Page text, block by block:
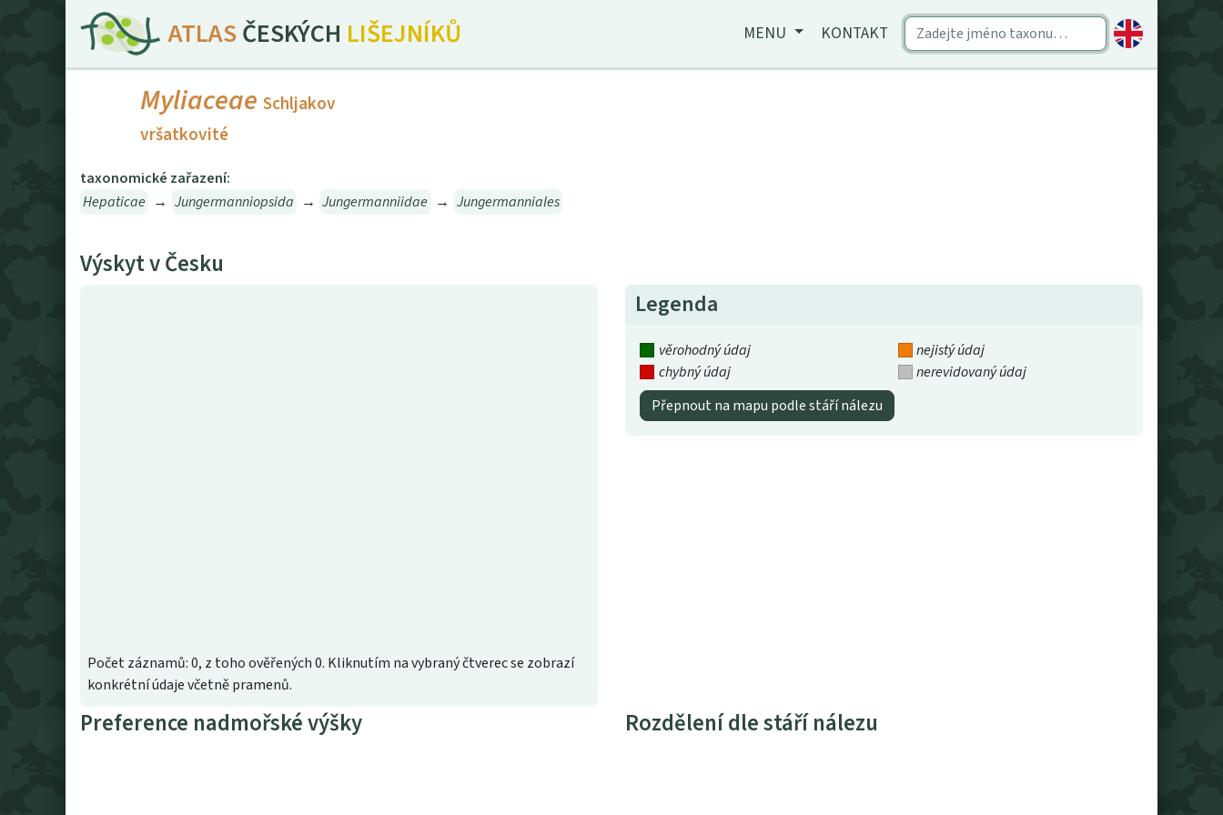
ATLASČESKÝCH LIŠEJNÍKŮ MENU KONTAKT
Myliaceae Schljakov
vršatkovité
taxonomické zařazení:
Hepaticae → Jungermanniopsida → Jungermanniidae → Jungermanniales
Výskyt v Česku
Počet záznamů: 0, z toho ověřených 0. Kliknutím na vybraný čtverec se zobrazí
konkrétní údaje včetně pramenů.
Legenda
věrohodný údaj
nejistý údaj
chybný údaj
nerevidovaný údaj
Přepnout na mapu podle stáří nálezu
Preference nadmořské výšky Rozdělení dle stáří nálezu